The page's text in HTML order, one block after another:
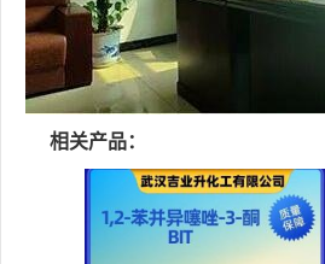
相关产品：